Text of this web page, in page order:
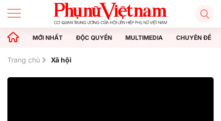
MỚI NHẤT ĐỘC QUYỀN MULTIMEDIA CHUYÊN ĐỀ
Trang chủ Xã hội